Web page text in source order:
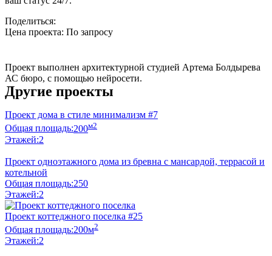
Поделиться:
Цена проекта: По запросу
Проект выполнен архитектурной студией Артема Болдырева
АС бюро, с помощью нейросети.
Другие проекты
Проект дома в стиле минимализм #7
Общая площадь:200м2
Этажей:2
Проект одноэтажного дома из бревна с мансардой, террасой и
котельной
Общая площадь:250
Этажей:2
Проект коттеджного поселка #25
Общая площадь:200м2
Этажей:2